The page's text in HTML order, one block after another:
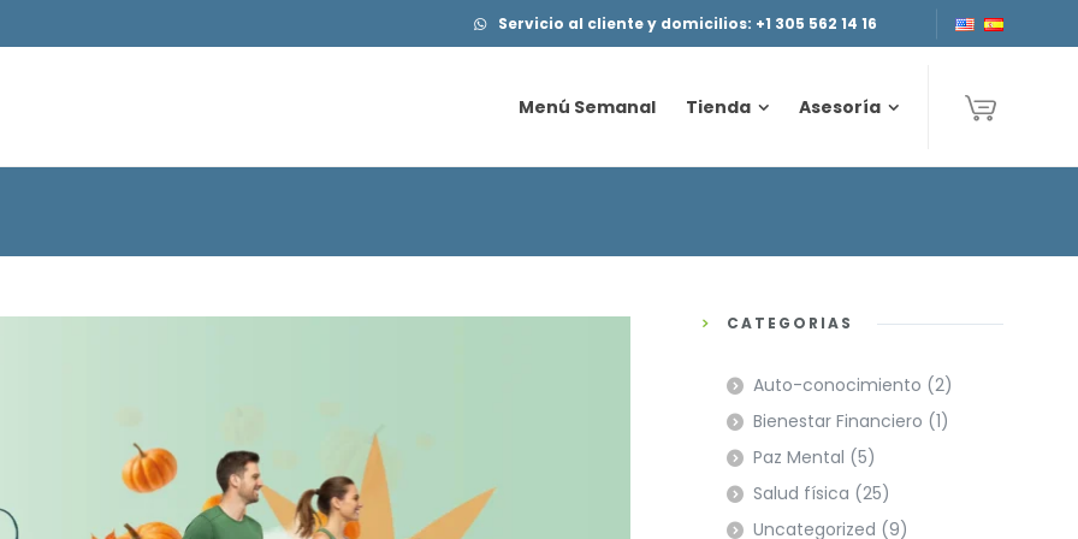
Servicio al cliente y domicilios: +1 305 562 14 16
Menú Semanal Tienda Asesoría
Menú Semanal Tienda Asesoría
CATEGORÍAS
Auto-conocimiento (2)
Bienestar Financiero (1)
Paz Mental (5)
Salud física (25)
Uncategorized (9)